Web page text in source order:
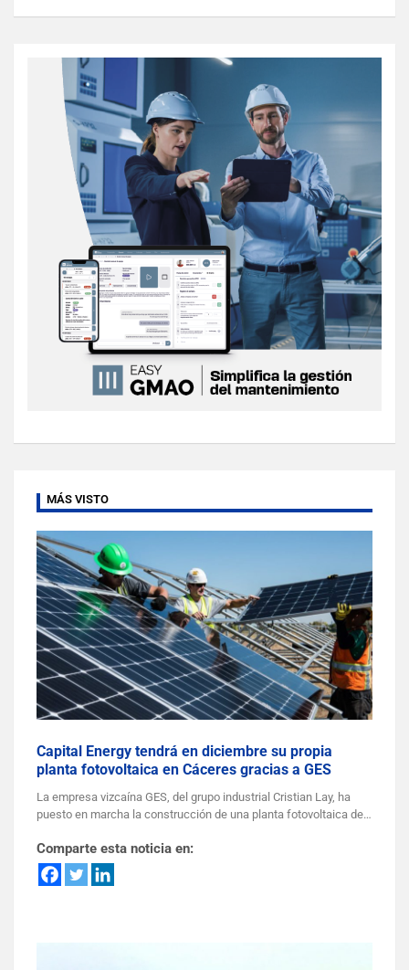
MÁS VISTO
Capital Energy tendrá en diciembre su propia
planta fotovoltaica en Cáceres gracias a GES
La empresa vizcaína GES, del grupo industrial Cristian Lay, ha
puesto en marcha la construcción de una planta fotovoltaica de…
Comparte esta noticia en: